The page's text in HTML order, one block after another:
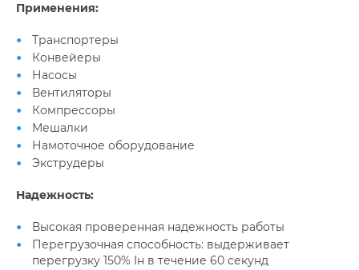
Применения:
Транспортеры
Конвейеры
Насосы
Вентиляторы
Компрессоры
Мешалки
Намоточное оборудование
Экструдеры
Надежность:
Высокая проверенная надежность работы
Перегрузочная способность: выдерживает
перегрузку 150% Iн в течение 60 секунд